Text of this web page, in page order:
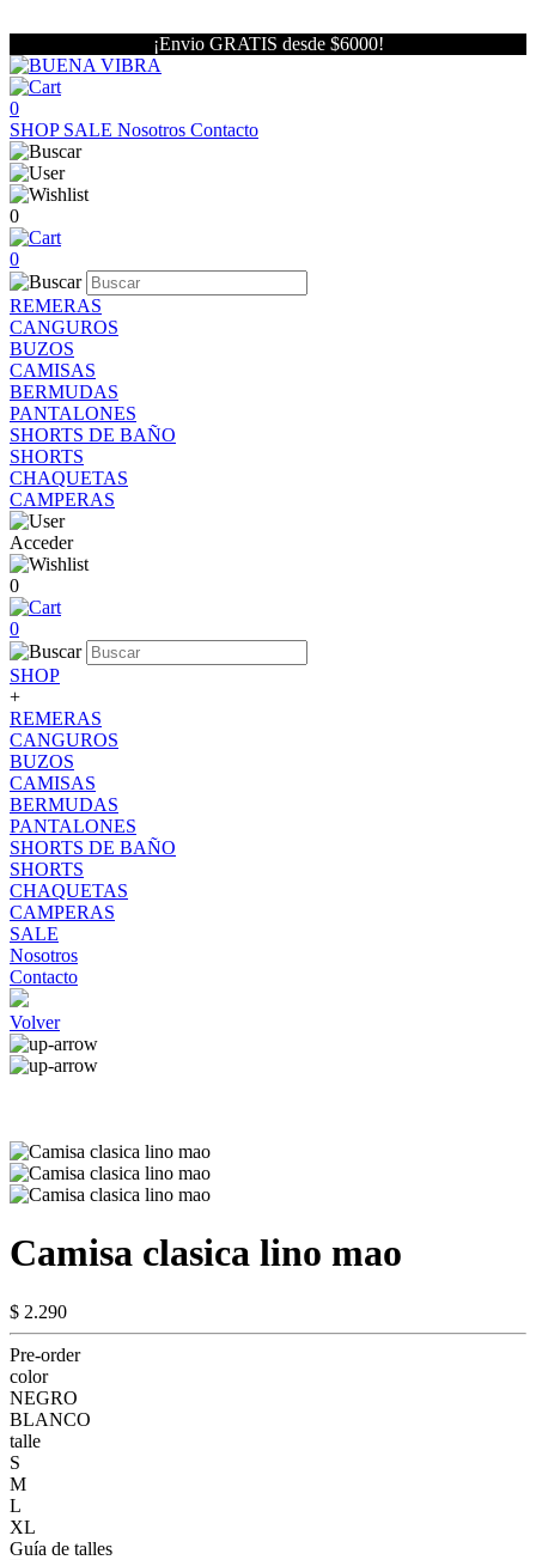
¡Envio GRATIS desde $6000!
0
SHOP SALE Nosotros Contacto
0
0
REMERAS
CANGUROS
BUZOS
CAMISAS
BERMUDAS
PANTALONES
SHORTS DE BAÑO
SHORTS
CHAQUETAS
CAMPERAS
Acceder
0
0
SHOP
+
REMERAS
CANGUROS
BUZOS
CAMISAS
BERMUDAS
PANTALONES
SHORTS DE BAÑO
SHORTS
CHAQUETAS
CAMPERAS
SALE
Nosotros
Contacto
Volver
Camisa clasica lino mao
$ 2.290
Pre-order
color
NEGRO
BLANCO
talle
S
M
L
XL
Guía de talles